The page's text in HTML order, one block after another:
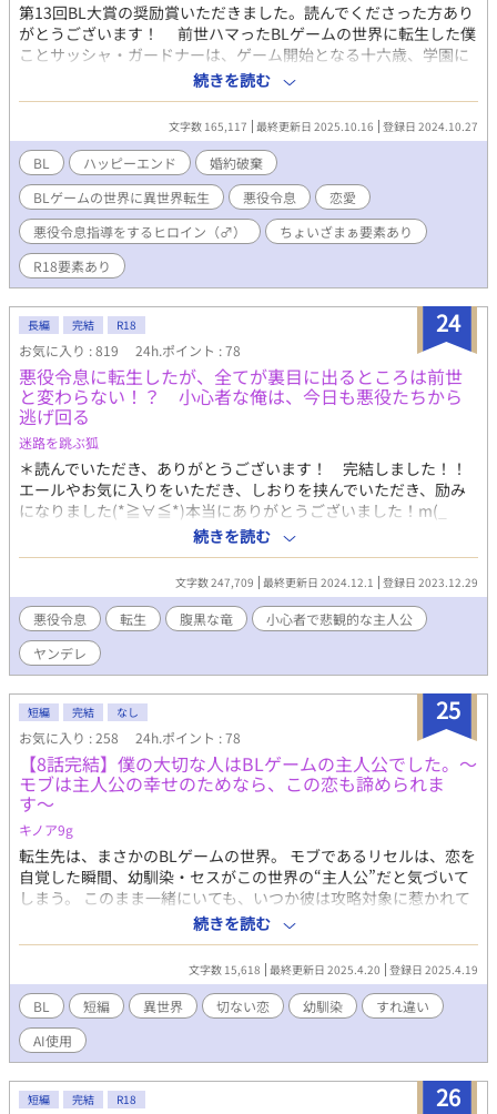
第13回BL大賞の奨励賞いただきました。読んでくださった方あり
がとうございます！ 前世ハマったBLゲームの世界に転生した僕
ことサッシャ・ガードナーは、ゲーム開始となる十六歳、学園に
入学した。天真爛漫で無邪気なヒロイン（♂）として攻略対象者
の王子と恋するのを楽しみにしていたのに、全くイベントが進ま
ない。それもこれも王子の婚約者であり公明正大、清廉潔白、学
術優秀な悪役令息（攻め）であるルーファス・キンケイドが全く
悪役令息らしいことをしないからだ。王子に近づこうとする僕を
ぼんやり見ているだけのルーファスに僕は思わず指を突きつけ
た。 「あんた、悪役令息やる気あんのっ⁉︎」 悪役令息とは？
と首を傾げるルーファスを、立派な悪役令息に育てるため、僕は
日々頑張るのだ。 悪役令息（攻め）×ヒロイン（♂受け） サ
ッシャには優しく穏やかに接しているが、もともと悪役令息の資
質を備えていて邪魔する者には容赦しないルーファス・キンケイ
ドとゲームのヒロイン（♂）とはちょっと性格が違うし、猫を被
らないときゃるるん出来ない口の悪いサッシャ・ガードナーがお
互い徐々に惹かれていくラブコメディ。 初めて書いた作品です
が、読んでいただけると嬉しいです！
続きを読む
文字数 165,117 最終更新日 2025.10.16 登録日 2024.10.27
BL ハッピーエンド
婚約破棄
BLゲームの世界に異世界転生
悪役令息
恋愛
悪役令息指導をするヒロイン（♂）
ちょいざまぁ要素あり
R18要素あり
24
長編 完結 R18
お気に入り : 819 24h.ポイント : 78
悪役令息に転生したが、全てが裏目に出るところは前世
と変わらない！？ 小心者な俺は、今日も悪役たちから
逃げ回る
迷路を跳ぶ狐
＊読んでいただき、ありがとうございます！ 完結しました！！
エールやお気に入りをいただき、しおりを挟んでいただき、励み
になりました(*≧∀≦*)本当にありがとうございました！m(_
_)m どうやら俺は、BLゲームの世界に転生してしまったらし
い。その上俺は、主人公に嫌がらせを繰り返してはその度に負け
て、最終的に悲惨な目に遭う公爵令息。もちろん俺は嫌がらせな
んてしたくないし、負けるのも嫌だ。 だから、なんとか主人公
に会わないように努力したのだが、なぜか全てがうまくいかな
い。それどころか、状況が悪化している気がする。 いずれ王国
の破壊を目論む連中に睨まれてるわ、ゲームでは俺の手下だった
はずの竜に付き纏われるわ……クズばっかりだ。なんでこんなこ
とになったんだ…… 腹黒な竜×小心者の公爵令息 R18は保険
です。
続きを読む
文字数 247,709 最終更新日 2024.12.1 登録日 2023.12.29
悪役令息 転生 腹黒な竜
小心者で悲観的な主人公
ヤンデレ
25
短編 完結 なし
お気に入り : 258 24h.ポイント : 78
【8話完結】僕の大切な人はBLゲームの主人公でした。〜
モブは主人公の幸せのためなら、この恋も諦められま
す〜
キノア9g
転生先は、まさかのBLゲームの世界。 モブであるリセルは、恋を
自覚した瞬間、幼馴染・セスがこの世界の“主人公”だと気づいて
しまう。 このまま一緒にいても、いつか彼は攻略対象に惹かれて
いく運命——それでも、今だけは傍にいたい。 「諦める覚悟をし
たのに、どうしてこんなにも君が愛おしいんだろう」 恋の終わり
を知っているモブと、想いを自覚していく主人公。 甘さと切なさ
が胸を締めつける、すれ違いから始まる運命の物語。 全8話。
続きを読む
文字数 15,618 最終更新日 2025.4.20 登録日 2025.4.19
BL 短編 異世界 切ない恋 幼馴染
すれ違い
AI使用
26
短編 完結 R18